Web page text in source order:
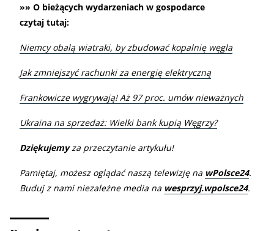
»» O bieżących wydarzeniach w gospodarce
czytaj tutaj:
Niemcy obalą wiatraki, by zbudować kopalnię węgla
Jak zmniejszyć rachunki za energię elektryczną
Frankowicze wygrywają! Aż 97 proc. umów nieważnych
Ukraina na sprzedaż: Wielki bank kupią Węgrzy?
Dziękujemyza przeczytanie artykułu!
Pamiętaj, możesz oglądać naszą telewizję na wPolsce24.
Buduj z nami niezależne media na wesprzyj.wpolsce24.